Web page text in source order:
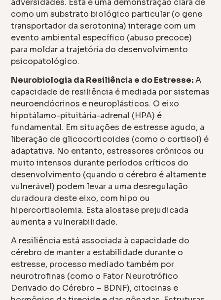
como um substrato biológico particular (o gene
transportador da serotonina) interage com um
evento ambiental específico (abuso precoce)
para moldar a trajetória do desenvolvimento
psicopatológico.
Neurobiologia da Resiliência e do Estresse:A
capacidade de resiliência é mediada por sistemas
neuroendócrinos e neuroplásticos. O eixo
hipotálamo-pituitária-adrenal (HPA) é
fundamental. Em situações de estresse agudo, a
liberação de glicocorticoides (como o cortisol) é
adaptativa. No entanto, estressores crônicos ou
muito intensos durante períodos críticos do
desenvolvimento (quando o cérebro é altamente
vulnerável) podem levar a uma desregulação
duradoura deste eixo, com hipo ou
hipercortisolemia. Esta alostase prejudicada
aumenta a vulnerabilidade.
A resiliência está associada à capacidade do
cérebro de manter a estabilidade durante o
estresse, processo mediado também por
neurotrofinas (como o Fator Neurotrófico
Derivado do Cérebro – BDNF), citocinas e